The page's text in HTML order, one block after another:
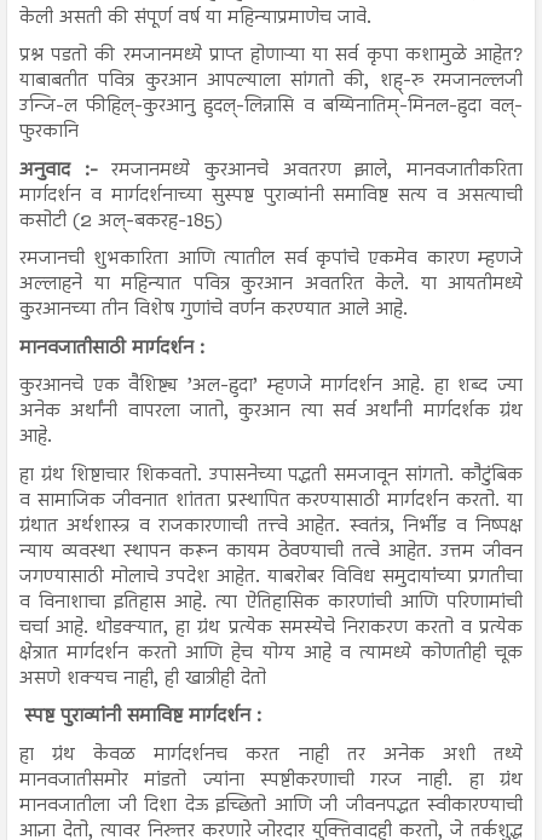
केली असती की संपूर्ण वर्ष या महिन्याप्रमाणेच जावे.
प्रश्न पडतो की रमजानमध्ये प्राप्त होणाऱ्या या सर्व कृपा कशामुळे आहेत?
याबाबतीत पवित्र कुरआन आपल्याला सांगतो की, शह्-रु रमजानल्लजी
उन्जि-ल फीहिल्-कुरआनु हुदल्-लिन्नासि व बय्यिनातिम्-मिनल-हुदा वल्-
फुरकानि
अनुवाद :-रमजानमध्ये कुरआनचे अवतरण झाले, मानवजातीकरिता
मार्गदर्शन व मार्गदर्शनाच्या सुस्पष्ट पुराव्यांनी समाविष्ट सत्य व असत्याची
कसोटी (2 अल्-बकरह-185)
रमजानची शुभकारिता आणि त्यातील सर्व कृपांचे एकमेव कारण म्हणजे
अल्लाहने या महिन्यात पवित्र कुरआन अवतरित केले. या आयतीमध्ये
कुरआनच्या तीन विशेष गुणांचे वर्णन करण्यात आले आहे.
मानवजातीसाठी मार्गदर्शन :
कुरआनचे एक वैशिष्ट्य ’अल-हुदा’ म्हणजे मार्गदर्शन आहे. हा शब्द ज्या
अनेक अर्थांनी वापरला जातो, कुरआन त्या सर्व अर्थांनी मार्गदर्शक ग्रंथ
आहे.
हा ग्रंथ शिष्टाचार शिकवतो. उपासनेच्या पद्धती समजावून सांगतो. कौटुंबिक
व सामाजिक जीवनात शांतता प्रस्थापित करण्यासाठी मार्गदर्शन करतो. या
ग्रंथात अर्थशास्त्र व राजकारणाची तत्त्वे आहेत. स्वतंत्र, निर्भीड व निष्पक्ष
न्याय व्यवस्था स्थापन करून कायम ठेवण्याची तत्वे आहेत. उत्तम जीवन
जगण्यासाठी मोलाचे उपदेश आहेत. याबरोबर विविध समुदायांंच्या प्रगतीचा
व विनाशाचा इतिहास आहे. त्या ऐतिहासिक कारणांची आणि परिणामांची
चर्चा आहे. थोडक्यात, हा ग्रंथ प्रत्येक समस्येचे निराकरण करतो व प्रत्येक
क्षेत्रात मार्गदर्शन करतो आणि हेच योग्य आहे व त्यामध्ये कोणतीही चूक
असणे शक्यच नाही, ही खात्रीही देतो
स्पष्ट पुराव्यांनी समाविष्ट मार्गदर्शन :
हा ग्रंथ केवळ मार्गदर्शनच करत नाही तर अनेक अशी तथ्ये
मानवजातीसमोर मांडतो ज्यांना स्पष्टीकरणाची गरज नाही. हा ग्रंथ
मानवजातीला जी दिशा देऊ इच्छितो आणि जी जीवनपद्धत स्वीकारण्याची
आज्ञा देतो, त्यावर निरुत्तर करणारे जोरदार युक्तिवादही करतो, जे तर्कशुद्ध